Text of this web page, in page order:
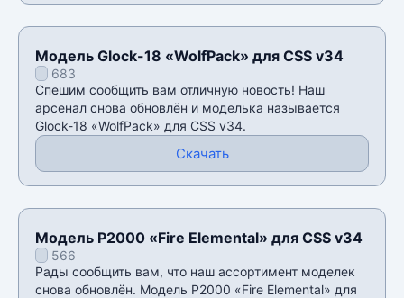
Модель Glock-18 «WolfPack» для CSS v34
683
Спешим сообщить вам отличную новость! Наш
арсенал снова обновлён и моделька называется
Glock-18 «WolfPack» для CSS v34.
Скачать
Модель P2000 «Fire Elemental» для CSS v34
566
Рады сообщить вам, что наш ассортимент моделек
снова обновлён. Модель P2000 «Fire Elemental» для